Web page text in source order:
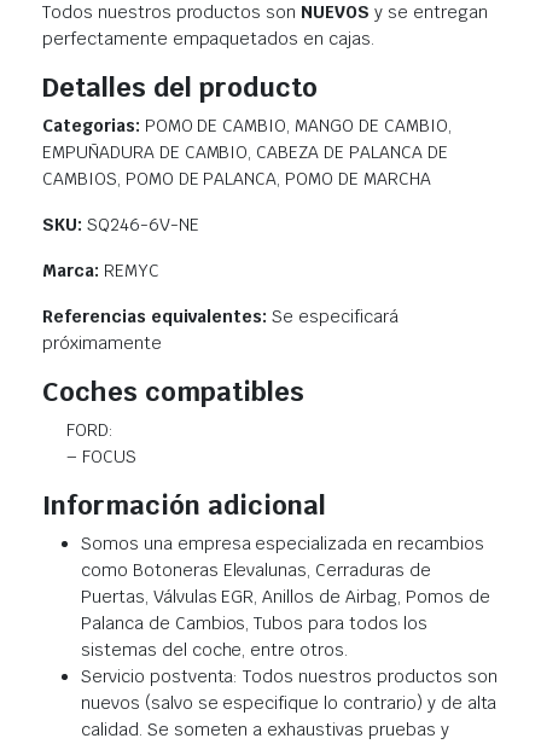
Todos nuestros productos son NUEVOS y se entregan
perfectamente empaquetados en cajas.
Detalles del producto
Categorias: POMO DE CAMBIO, MANGO DE CAMBIO,
EMPUÑADURA DE CAMBIO, CABEZA DE PALANCA DE
CAMBIOS, POMO DE PALANCA, POMO DE MARCHA
SKU: SQ246-6V-NE
Marca: REMYC
Referencias equivalentes:Se especificará
próximamente
Coches compatibles
FORD:
– FOCUS
Información adicional
Somos una empresa especializada en recambios
como Botoneras Elevalunas, Cerraduras de
Puertas, Válvulas EGR, Anillos de Airbag, Pomos de
Palanca de Cambios, Tubos para todos los
sistemas del coche, entre otros.
Servicio postventa: Todos nuestros productos son
nuevos (salvo se especifique lo contrario) y de alta
calidad. Se someten a exhaustivas pruebas y